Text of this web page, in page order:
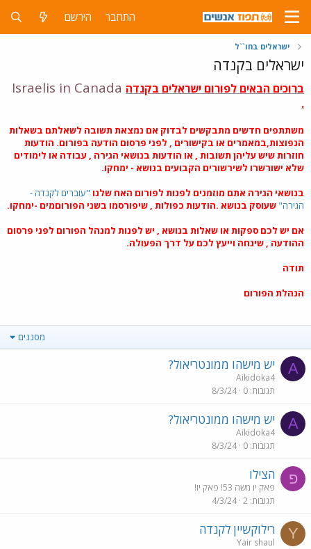
התחבר הירשם
ישראלים בחו``ל
ישראלים בקנדה
ברוכים הבאים לפורום ישראלים בקנדה
.
משתתפים חדשים מתבקשים לבדוק אם נמצאת תשובה לשאלתם בשאלות
הנפוצות,במאמרים או בקישורים , לפני פרסום הודעה בפורום. הודעות
חוזרות שיש עליהן תשובות , או הודעות בנושאי הגירה , עבודה או לימודים
שלא ישורשרו לשירשורים הקבועים בנושא - ימחקו.
בנושאי הגירה אתם מוזמנים לפנות לפורום האח שלנו "עוברים לקנדה -
הגירה" שעוסק בנושא .הודעות כפולות , שיפורסמו בשני הפורוםמים -ימחקו.
אם יש לכם ספקות או שאלות בנושא , יש לפנות למנהל הפורום לפני פרסום
ההודעה , שינחה וייעץ לכם על דרך הפעולה.
תודה
הנהלת הפורום
מסננים
A יש מישהו ממונטריאול?
Aikidoka4
תגובות 0
8/3/24
A יש מישהו ממונטריאול?
Aikidoka4
תגובות 0
8/3/24
פ הצילו
פאק יו משה 53! פאק יו!
תגובות 2
4/3/24
Y רילוקשיין לקנדה
Yair shaul